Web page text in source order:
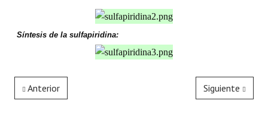
Síntesis de la sulfapiridina:
Anterior Siguiente